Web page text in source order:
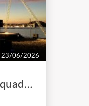
23/06/2026
Portique cirque quadripode autoportant